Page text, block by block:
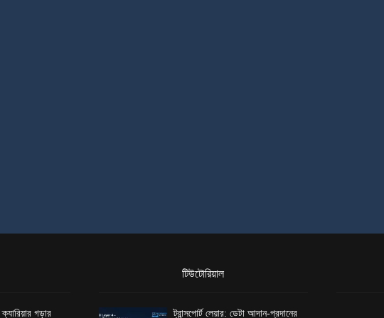
ক্যারিয়ার গড়ার
টিউটোরিয়াল
ট্রান্সপোর্ট লেয়ার: ডেটা আদান-প্রদানের